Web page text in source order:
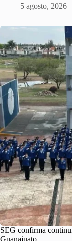
5 agosto, 2026
SEG confirma
Guanajuato